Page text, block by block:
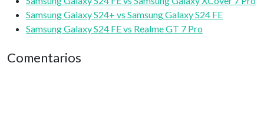
Samsung Galaxy S24+ vs Samsung Galaxy S24 FE
Samsung Galaxy S24 FE vs Realme GT 7 Pro
Comentarios